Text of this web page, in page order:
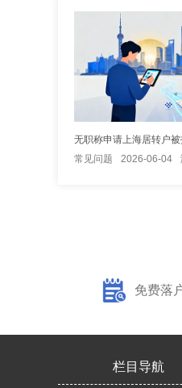
无职称申请上海居转户
常见问题
2026-06-04
免费落
栏目导航